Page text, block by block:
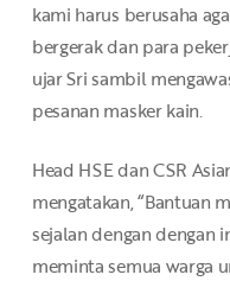
kami harus berusaha
bergerak dan para
ujar Sri sambil
pesanan masker kain.
Head HSE dan CSR
mengatakan, “Bantuan
sejalan dengan dengan
meminta semua warga